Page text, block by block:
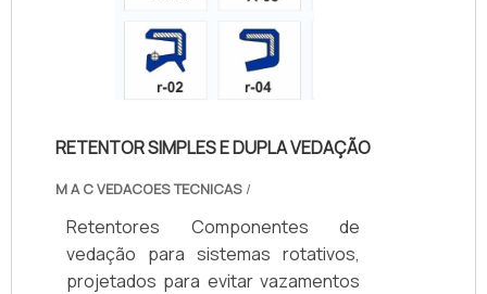
e diâmetros de 10 a 200 mm.
Aplicados em setores automotivo,
agrícola, naval, ferroviário e
industrial, aumentam a durabilidade
de manutenção e garantem
RETENTOR SIMPLES E DUPLA VEDAÇÃO
M A C VEDACOES TECNICAS /
Retentores Componentes de
vedação para sistemas rotativos,
projetados para evitar vazamentos